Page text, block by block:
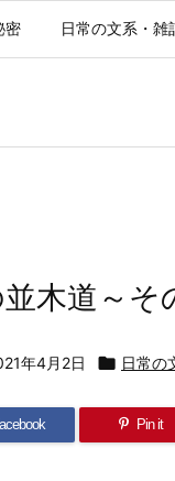
密 日常の文系・雑
木道～そ
年4月2日  日常の
Pin it